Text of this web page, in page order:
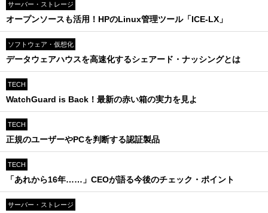
サーバー・ストレージ
オープンソースも活用！HPのLinux管理ツール「ICE-LX」
ソフトウェア・仮想化
データウェアハウスを高速化するシェアード・ナッシングとは
TECH
WatchGuard is Back！最新の赤い箱の実力を見よ
TECH
正規のユーザーやPCを判断する認証製品
TECH
「あれから16年……」CEOが語る今後のチェック・ポイント
サーバー・ストレージ